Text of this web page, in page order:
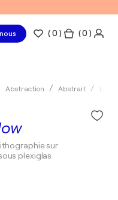
(0 ) ( 0 )
Abstraction Abstrait
sur
plexiglas